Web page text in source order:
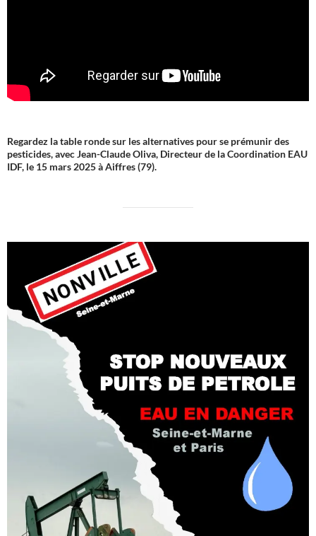
Regardez la table ronde sur les alternatives pour se prémunir des
pesticides, avec Jean-Claude Oliva, Directeur de la Coordination EAU
IDF, le 15 mars 2025 à Aiffres (79).